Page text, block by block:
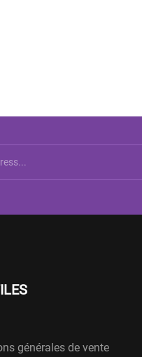
générales de vente